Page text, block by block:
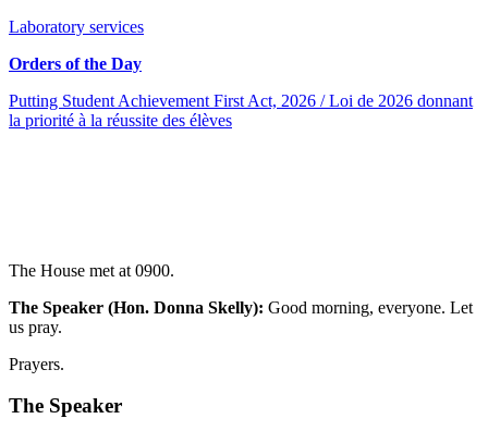
Laboratory services
Orders of the Day
Putting Student Achievement First Act, 2026 / Loi de 2026 donnant
la priorité à la réussite des élèves
The House met at 0900.
The Speaker (Hon. Donna Skelly): Good morning, everyone. Let
us pray.
Prayers.
The Speaker